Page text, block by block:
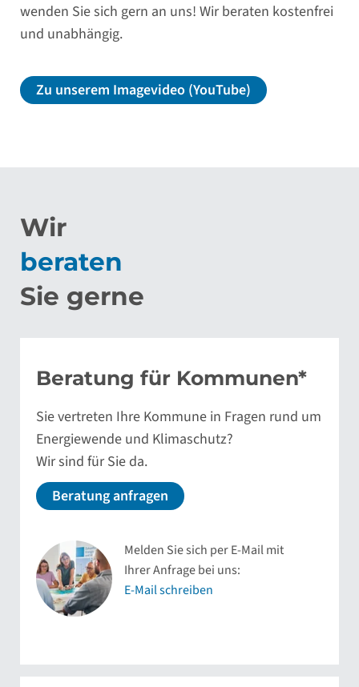
wenden Sie sich gern an uns! Wir beraten kostenfrei
und unabhängig.
Zu unserem Imagevideo (YouTube)
Wir
beraten
Sie gerne
Beratung für Kommunen*
Sie vertreten Ihre Kommune in Fragen rund um
Energiewende und Klimaschutz?
Wir sind für Sie da.
Beratung anfragen
Melden Sie sich per E-Mail mit
Ihrer Anfrage bei uns:
E-Mail schreiben